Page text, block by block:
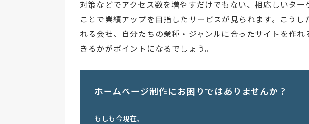
対策などでアクセス数を増やすだけでもない、相応しいタ
ことで業績アップを目指したサービスが見られます。こう
れる会社、自分たちの業種・ジャンルに合ったサイトを作
きるかがポイントになるでしょう。
ホームページ制作にお困りではありませんか？
もしも今現在、